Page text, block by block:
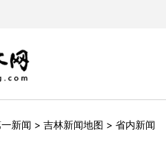
新闻 > 吉林新闻地图 > 省内新闻